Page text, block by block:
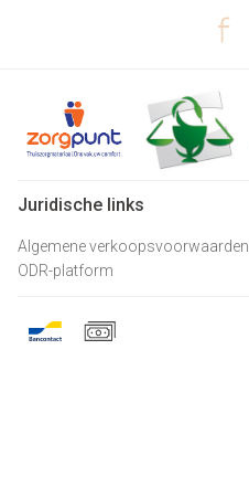
Juridische links
Algemene verkoopsvoorwaarden
ODR-platform